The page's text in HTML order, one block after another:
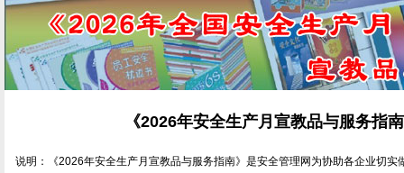
《2026年安全生产月宣教品与服务指
说明：《2026年安全生产月宣教品与服务指南》是安全管理网为协助各企业切实